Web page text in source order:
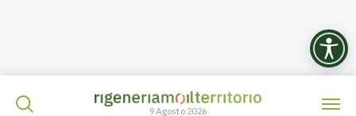
9 Agosto 2026
ISCRIVITI ALLA NEWSLETTER